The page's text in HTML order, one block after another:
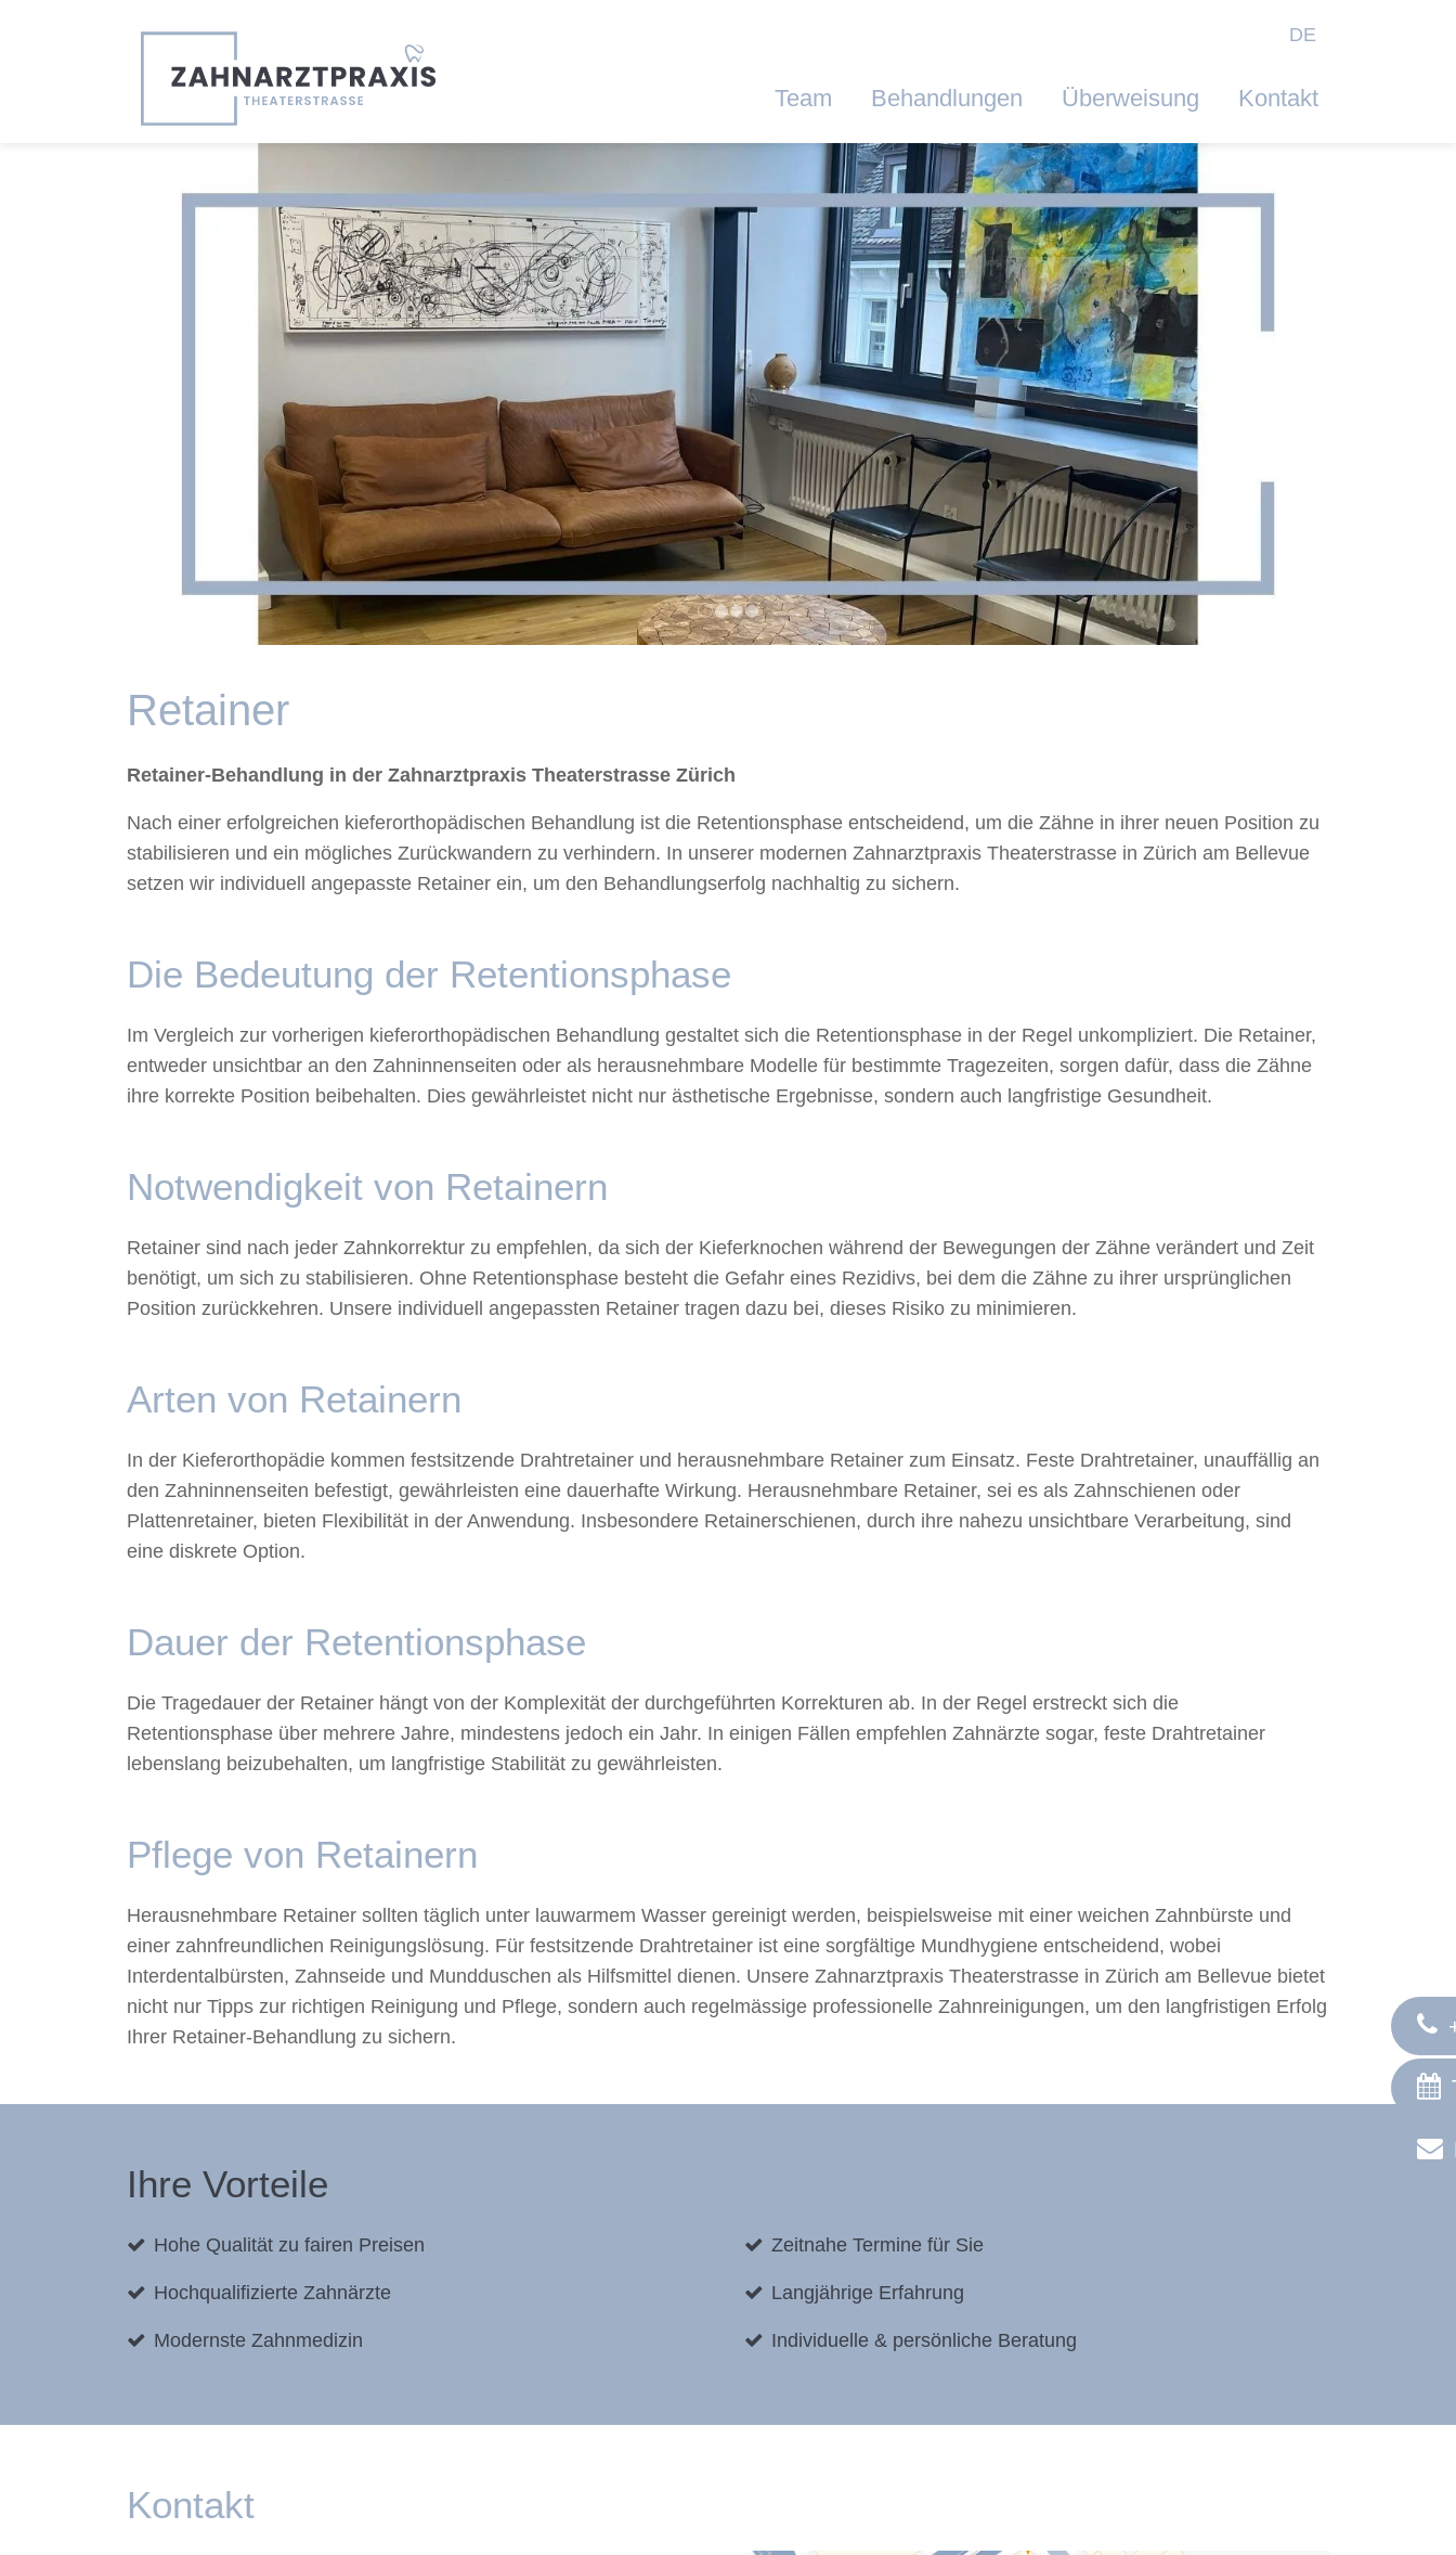
DE
Team Behandlungen Überweisung Kontakt
Previous
Retainer
Retainer-Behandlung in der Zahnarztpraxis Theaterstrasse Zürich
Nach einer erfolgreichen kieferorthopädischen Behandlung ist die Retentionsphase entscheidend, um die Zähne in ihrer neuen Position zu
stabilisieren und ein mögliches Zurückwandern zu verhindern. In unserer modernen Zahnarztpraxis Theaterstrasse in Zürich am Bellevue
setzen wir individuell angepasste Retainer ein, um den Behandlungserfolg nachhaltig zu sichern.
Die Bedeutung der Retentionsphase
Im Vergleich zur vorherigen kieferorthopädischen Behandlung gestaltet sich die Retentionsphase in der Regel unkompliziert. Die Retainer,
entweder unsichtbar an den Zahninnenseiten oder als herausnehmbare Modelle für bestimmte Tragezeiten, sorgen dafür, dass die Zähne
ihre korrekte Position beibehalten. Dies gewährleistet nicht nur ästhetische Ergebnisse, sondern auch langfristige Gesundheit.
Notwendigkeit von Retainern
Retainer sind nach jeder Zahnkorrektur zu empfehlen, da sich der Kieferknochen während der Bewegungen der Zähne verändert und Zeit
benötigt, um sich zu stabilisieren. Ohne Retentionsphase besteht die Gefahr eines Rezidivs, bei dem die Zähne zu ihrer ursprünglichen
Position zurückkehren. Unsere individuell angepassten Retainer tragen dazu bei, dieses Risiko zu minimieren.
Arten von Retainern
In der Kieferorthopädie kommen festsitzende Drahtretainer und herausnehmbare Retainer zum Einsatz. Feste Drahtretainer, unauffällig an
den Zahninnenseiten befestigt, gewährleisten eine dauerhafte Wirkung. Herausnehmbare Retainer, sei es als Zahnschienen oder
Plattenretainer, bieten Flexibilität in der Anwendung. Insbesondere Retainerschienen, durch ihre nahezu unsichtbare Verarbeitung, sind
eine diskrete Option.
Dauer der Retentionsphase
Die Tragedauer der Retainer hängt von der Komplexität der durchgeführten Korrekturen ab. In der Regel erstreckt sich die
Retentionsphase über mehrere Jahre, mindestens jedoch ein Jahr. In einigen Fällen empfehlen Zahnärzte sogar, feste Drahtretainer
lebenslang beizubehalten, um langfristige Stabilität zu gewährleisten.
Pflege von Retainern
Herausnehmbare Retainer sollten täglich unter lauwarmem Wasser gereinigt werden, beispielsweise mit einer weichen Zahnbürste und
einer zahnfreundlichen Reinigungslösung. Für festsitzende Drahtretainer ist eine sorgfältige Mundhygiene entscheidend, wobei
Interdentalbürsten, Zahnseide und Mundduschen als Hilfsmittel dienen. Unsere Zahnarztpraxis Theaterstrasse in Zürich am Bellevue bietet
nicht nur Tipps zur richtigen Reinigung und Pflege, sondern auch regelmässige professionelle Zahnreinigungen, um den langfristigen Erfolg
Ihrer Retainer-Behandlung zu sichern.
Ihre Vorteile
Hohe Qualität zu fairen Preisen
Hochqualifizierte Zahnärzte
Modernste Zahnmedizin
Zeitnahe Termine für Sie
Langjährige Erfahrung
Individuelle & persönliche Beratung
Kontakt